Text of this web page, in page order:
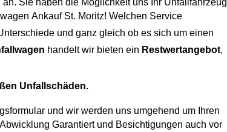
Sie haben die Möglichkeit uns Ihr Unfallfahrzeug
Ankauf St. Moritz! Welchen Service
keine Unterschiede und ganz gleich ob es sich um einen
handelt wir bieten ein Restwertangebot,
Unfallschäden.
und wir werden uns umgehend um Ihren